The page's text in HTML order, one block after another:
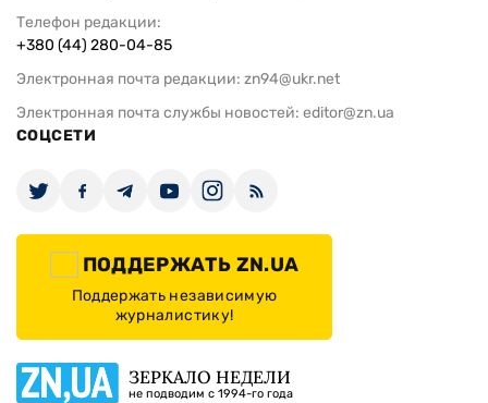
Телефон редакции:
+380 (44) 280-04-85
Электронная почта редакции: zn94@ukr.net
Электронная почта службы новостей: editor@zn.ua
СОЦСЕТИ
ПОДДЕРЖАТЬ ZN.UA
Поддержать независимую
журналистику!
ЗЕРКАЛО НЕДЕЛИ
не подводим с 1994-го года